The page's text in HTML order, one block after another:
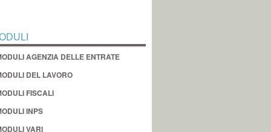
AGENZIA DELLE ENTRATE
DEL LAVORO
FISCALI
INPS
VARI